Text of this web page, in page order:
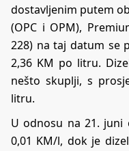
dostavljenim putem
(OPC i OPM),
228) na taj datum se
2,36 KM po litru.
nešto skuplji, s
litru.
U odnosu na 21. juni
0,01 KM/l, dok je